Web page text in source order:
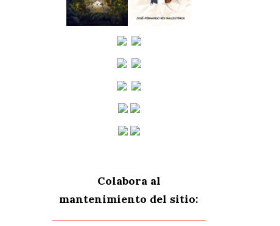
Colabora al
mantenimiento del sitio: